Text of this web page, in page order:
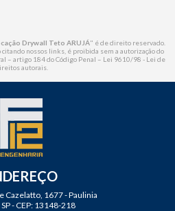
Drywall Teto ARUJÁ" é de direito reservado.
nossos links, é proibida sem a autorização do
– artigo 184 do Código Penal – Lei 9610/98 - Lei de
autorais.
Cazelatto, 1677 - Paulinia
- CEP: 13148-218